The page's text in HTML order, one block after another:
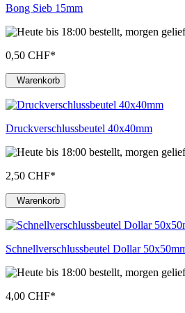
Bong Sieb 15mm
0,50 CHF*
Warenkorb
Druckverschlussbeutel 40x40mm
2,50 CHF*
Warenkorb
Schnellverschlussbeutel Dollar
4,00 CHF*